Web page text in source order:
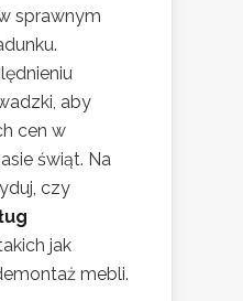
sprawnym
aby
cen w
świąt. Na
czy
takich jak
mebli.